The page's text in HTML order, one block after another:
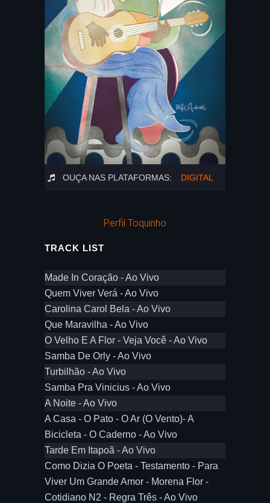
OUÇA NAS PLATAFORMAS: DIGITAL
Perfil Toquinho
TRACK LIST
Made In Coração - Ao Vivo
Quem Viver Verá - Ao Vivo
Carolina Carol Bela - Ao Vivo
Que Maravilha - Ao Vivo
O Velho E A Flor - Veja Você - Ao Vivo
Samba De Orly - Ao Vivo
Turbilhão - Ao Vivo
Samba Pra Vinicius - Ao Vivo
A Noite - Ao Vivo
A Casa - O Pato - O Ar (O Vento)- A
Bicicleta - O Caderno - Ao Vivo
Tarde Em Itapoã - Ao Vivo
Como Dizia O Poeta - Testamento - Para
Viver Um Grande Amor - Morena Flor -
Cotidiano N2 - Regra Três - Ao Vivo